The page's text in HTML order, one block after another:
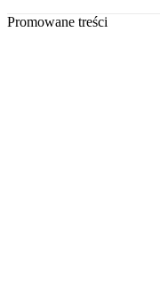
Promowane treści